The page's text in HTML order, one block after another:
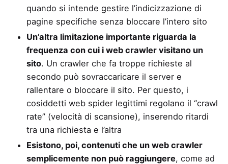
quando si intende gestire l’indicizzazione di
pagine specifiche senza bloccare l’intero sito
Un’altra limitazione importante riguarda la
frequenza con cui i web crawler visitano un
sito. Un crawler che fa troppe richieste al
secondo può sovraccaricare il server e
rallentare o bloccare il sito. Per questo, i
cosiddetti web spider legittimi regolano il “crawl
rate” (velocità di scansione), inserendo ritardi
tra una richiesta e l’altra
Esistono, poi, contenuti che un web crawler
semplicemente non può raggiungere, come ad